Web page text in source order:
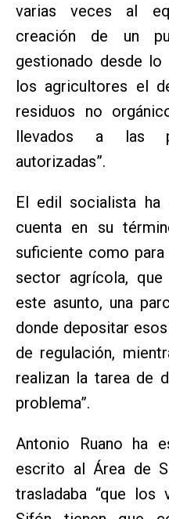
varias veces al
creación de un
gestionado desde
los agricultores el
residuos no
llevados a las
autorizadas”.
El edil socialista ha
cuenta en su
suficiente como
sector agrícola,
este asunto, una
donde depositar
de regulación,
realizan la tarea de
problema”.
Antonio Ruano ha
escrito al Área de
trasladaba “que los